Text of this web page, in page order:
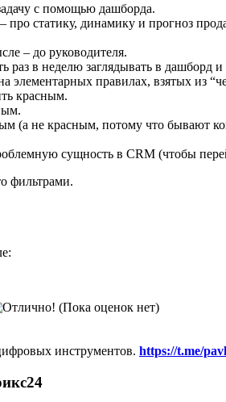
с помощью дашборда.
про статику, динамику и прогноз
– до руководителя.
раз в неделю заглядывать в
элементарных правилах, взятых из
красным.
(а не красным, потому что бывают
сущность в CRM (чтобы
фильтрами.
(Пока оценок нет)
инструментов. https://t.me/